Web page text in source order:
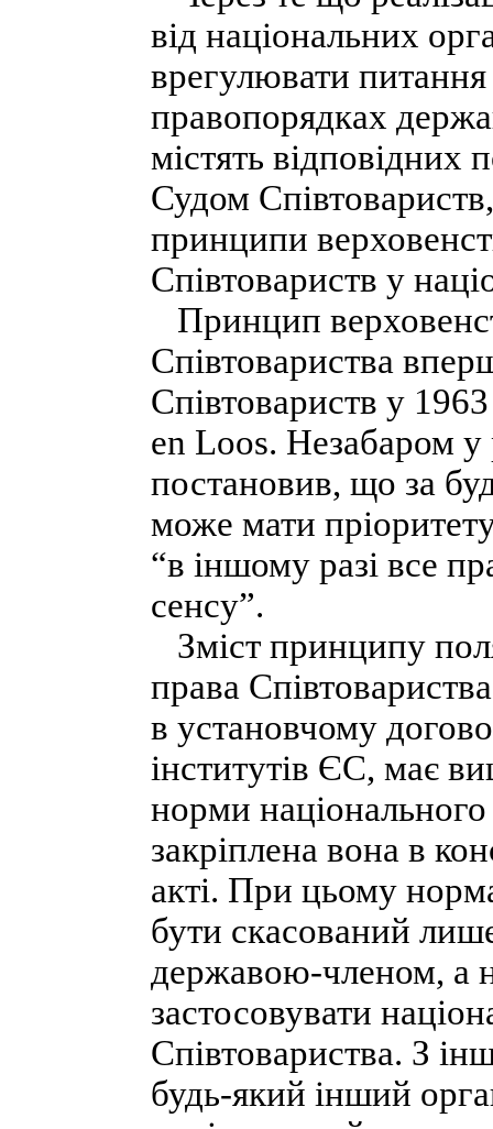
від національних
врегулювати
правопорядках
містять
Судом
принципи
Співтовариств у
Принцип
Співтовариства
Співтовариств у
en Loos. Незабаром у
постановив, що за
може мати
“в іншому разі все
сенсу”.
Зміст принципу
права
в установчому
інститутів ЄС, має
норми
закріплена вона в
акті. При цьому
бути скасований
державою-членом, а
застосовувати
Співтовариства. З
будь-який інший